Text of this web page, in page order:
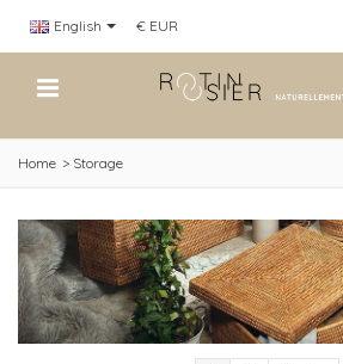
English € EUR
Home > Storage